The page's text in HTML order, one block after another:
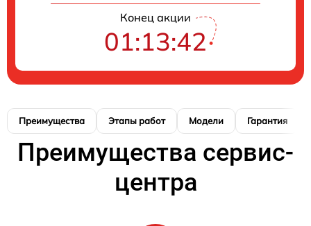
Конец акции
01:13:41
Преимущества Этапы работ Модели Гарантия
Преимущества сервис-
центра